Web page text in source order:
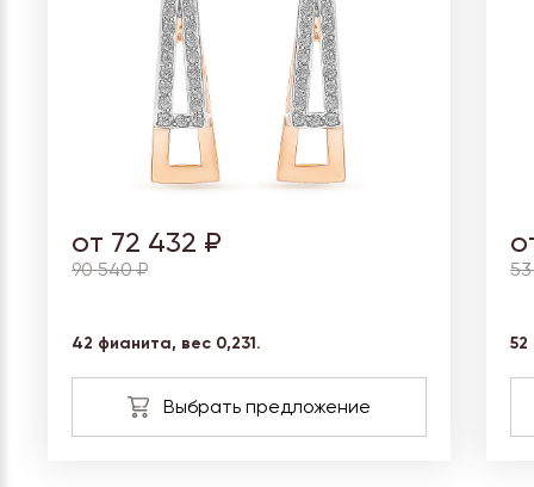
от 72 432 ₽
90 540 ₽
42 фианита, вес 0,231. 52